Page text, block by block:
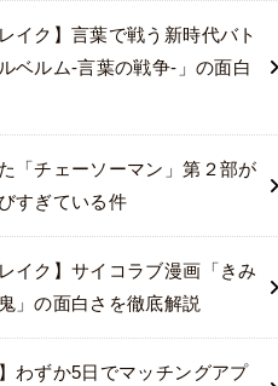
イク】言葉で戦う新時代バト
ベルム-言葉の戦争-」の面白
「チェーソーマン」第２部が
すぎている件
イク】サイコラブ漫画「きみ
」の面白さを徹底解説
わずか5日でマッチングアプ